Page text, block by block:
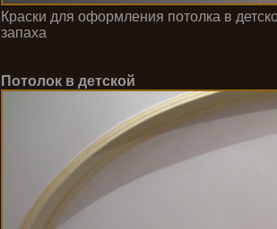
Краски для оформления потолка в
запаха
Потолок в детской